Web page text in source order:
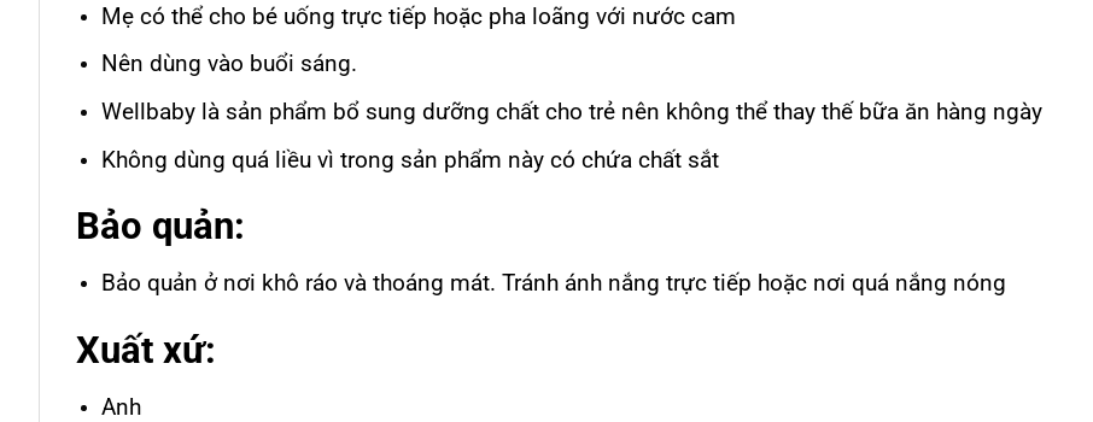
Mẹ có thể cho bé uống trực tiếp hoặc pha loãng với nước cam
Nên dùng vào buổi sáng.
Wellbaby là sản phẩm bổ sung dưỡng chất cho trẻ nên không thể thay thế bữa ăn hàng ngày
Không dùng quá liều vì trong sản phẩm này có chứa chất sắt
Bảo quản:
Bảo quản ở nơi khô ráo và thoáng mát. Tránh ánh nắng trực tiếp hoặc nơi quá nắng nóng
Xuất xứ:
Anh